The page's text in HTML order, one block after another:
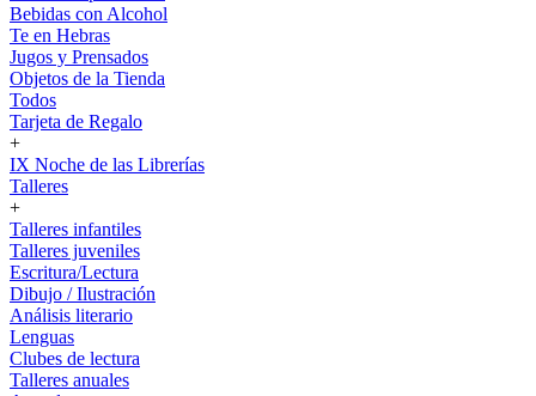
Bebidas con Alcohol
Te en Hebras
Jugos y Prensados
Objetos de la Tienda
Todos
Tarjeta de Regalo
+
IX Noche de las Librerías
Talleres
+
Talleres infantiles
Talleres juveniles
Escritura/Lectura
Dibujo / Ilustración
Análisis literario
Lenguas
Clubes de lectura
Talleres anuales